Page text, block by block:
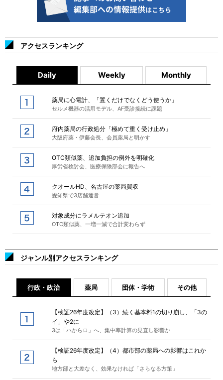
アクセスランキング
Daily Weekly Monthly
薬局に心電計、「置くだけでなくどう使うか」
セルメ機器の活用モデル、AF受診接続に課題
府内薬局の行政処分「極めて重く受け止め」
大阪府薬・伊藤会長、会員薬局と明かす
OTC類似薬、追加負担の例外を明確化
厚労省検討会、医療保険部会に報告へ
クオールHD、名古屋の薬局買収
愛知県で3店舗運営
対象成分にラメルテオン追加
OTC類似薬、一増一減で合計変わらず
ジャンル別アクセスランキング
行政・政治 薬局 団体・学術 その他
【検証26年度改定】（3）続く基本料1の切り崩し、「3の
イ」や2に
3は「ハからロ」へ、集中率計算の見直し影響か
【検証26年度改定】（4）都市部の薬局への影響はこれか
ら
地方部と大差なく、効果なければ「さらなる方策」